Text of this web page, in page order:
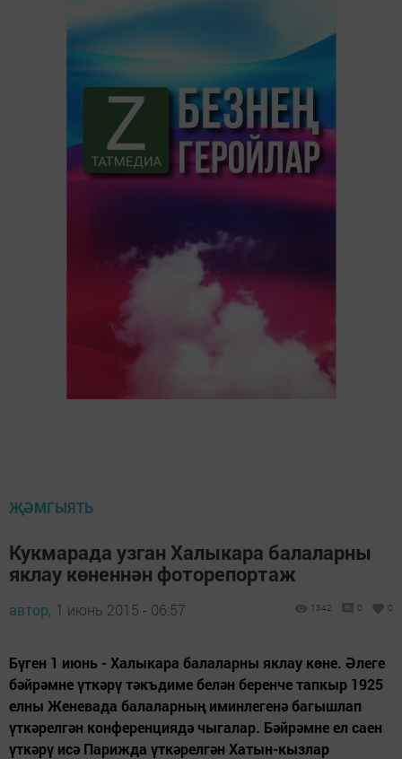
ҖӘМГЫЯТЬ
Кукмарада узган Халыкара балаларны
яклау көненнән фоторепортаж
автор, 1 июнь 2015 - 06:57 1342 0 0
Бүген 1 июнь - Халыкара балаларны яклау көне. Әлеге
бәйрәмне үткәрү тәкъдиме белән беренче тапкыр 1925
елны Женевада балаларның иминлегенә багышлап
үткәрелгән конференциядә чыгалар. Бәйрәмне ел саен
үткәрү исә Парижда үткәрелгән Хатын-кызлар